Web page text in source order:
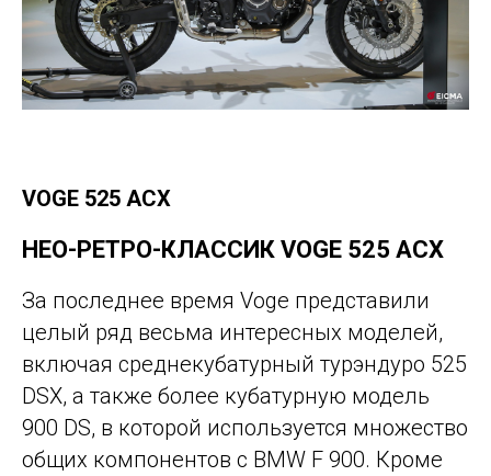
VOGE 525 ACX
НЕО-РЕТРО-КЛАССИК VOGE 525 ACX
За последнее время Voge представили
целый ряд весьма интересных моделей,
включая среднекубатурный турэндуро 525
DSX, а также более кубатурную модель
900 DS, в которой используется множество
общих компонентов с BMW F 900. Кроме